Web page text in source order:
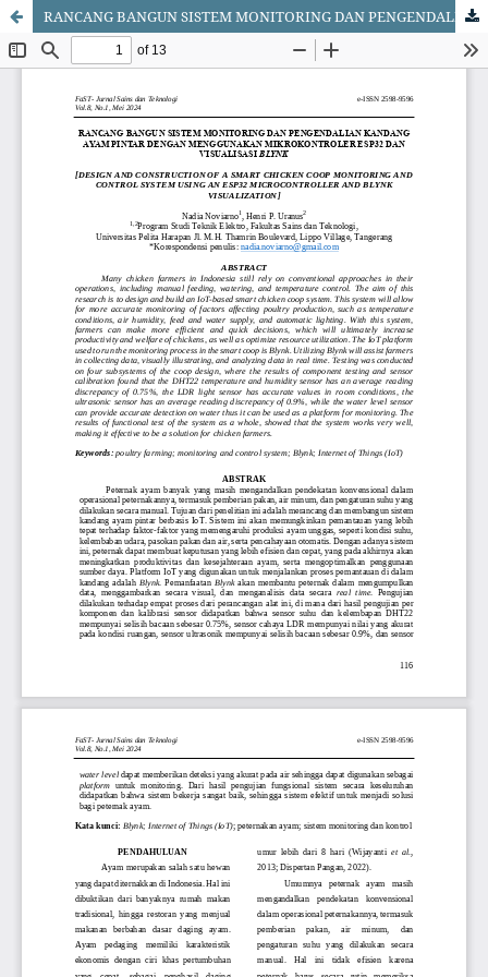
RANCANG BANGUN SISTEM MONITORING DAN PENGENDALIAN KANDANG AYAM PINTAR DENGAN MENGGUNAKAN MIKROKONTROLER ESP32 DAN VISUALISASI BLYNK [DESIGN AND CONSTRUCTION OF A SMART CHICKEN COOP MONITORING AND CONTROL SYSTEM USING AN ESP32 MICROCONTROLLER AND BLYNK VISUALIZATION]